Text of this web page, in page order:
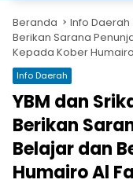
Beranda Info Daerah
Berikan Sarana
Kepada Kober
Info Daerah
YBM dan
Berikan
Belajar dan
Humairo Al